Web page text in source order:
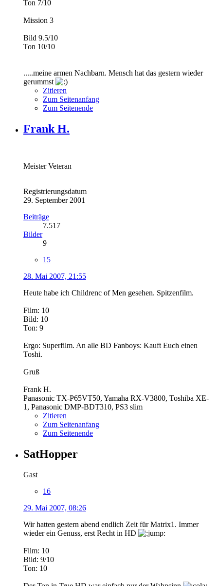
Ton 7/10
Mission 3
Bild 9.5/10
Ton 10/10
.....meine armen Nachbarn. Mensch hat das gestern wieder
gerummst
Zitieren
Zum Seitenanfang
Zum Seitenende
Frank H.
Meister Veteran
Registrierungsdatum
29. September 2001
Beiträge
7.517
Bilder
9
15
28. Mai 2007, 21:55
Heute habe ich Childrenc of Men gesehen. Spitzenfilm.
Film: 10
Bild: 10
Ton: 9
Ergo: Superfilm. An alle BD Fanboys: Kauft Euch einen
Toshi.
Gruß
Frank H.
Panasonic TX-P65VT50, Yamaha RX-V3800, Toshiba XE-
1, Panasonic DMP-BDT310, PS3 slim
Zitieren
Zum Seitenanfang
Zum Seitenende
SatHopper
Gast
16
29. Mai 2007, 08:26
Wir hatten gestern abend endlich Zeit für Matrix1. Immer
wieder ein Genuss, erst Recht in HD
Film: 10
Bild: 9/10
Ton: 10